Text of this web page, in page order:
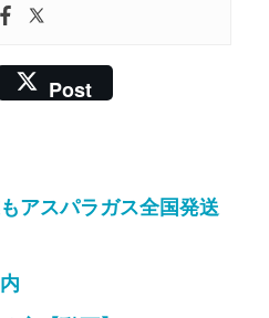
Post
アスパラガス全国発送